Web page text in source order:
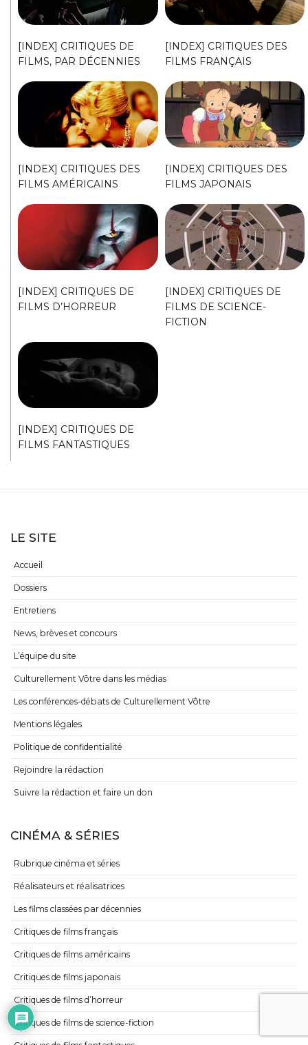
[INDEX] CRITIQUES DE
FILMS, PAR DÉCENNIES
[INDEX] CRITIQUES DES
FILMS FRANÇAIS
[INDEX] CRITIQUES DES
FILMS AMÉRICAINS
[INDEX] CRITIQUES DES
FILMS JAPONAIS
[INDEX] CRITIQUES DE
FILMS D’HORREUR
[INDEX] CRITIQUES DE
FILMS DE SCIENCE-
FICTION
[INDEX] CRITIQUES DE
FILMS FANTASTIQUES
LE SITE
Accueil
Dossiers
Entretiens
News, brèves et concours
L’équipe du site
Culturellement Vôtre dans les médias
Les conférences-débats de Culturellement Vôtre
Mentions légales
Politique de confidentialité
Rejoindre la rédaction
Suivre la rédaction et faire un don
CINÉMA & SÉRIES
Rubrique cinéma et séries
Réalisateurs et réalisatrices
Les films classées par décennies
Critiques de films français
Critiques de films américains
Critiques de films japonais
Critiques de films d’horreur
Critiques de films de science-fiction